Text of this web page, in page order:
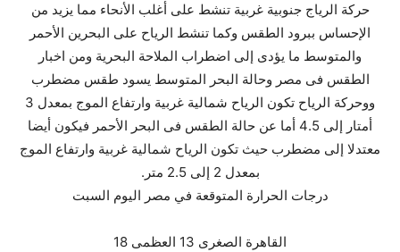
حركة الرياج جنوبية غربية تنشط على أغلب الأنحاء مما يزيد من
الإحساس ببرود الطقس وكما تنشط الرياح على البحرين الأحمر
والمتوسط ما يؤدى إلى اضطراب الملاحة البحرية ومن اخبار
الطقس فى مصر وحالة البحر المتوسط يسود طقس مضطرب
ووحركة الرياح تكون الرياح شمالية غربية وارتفاع الموج بمعدل 3
أمتار إلى 4.5 أما عن حالة الطقس فى البحر الأحمر فيكون أيضا
معتدلا إلى مضطرب حيث تكون الرياح شمالية غربية وارتفاع الموج
بمعدل 2 إلى 2.5 متر.
درجات الحرارة المتوقعة في مصر اليوم السبت
القاهرة الصغرى 13 العظمى 18